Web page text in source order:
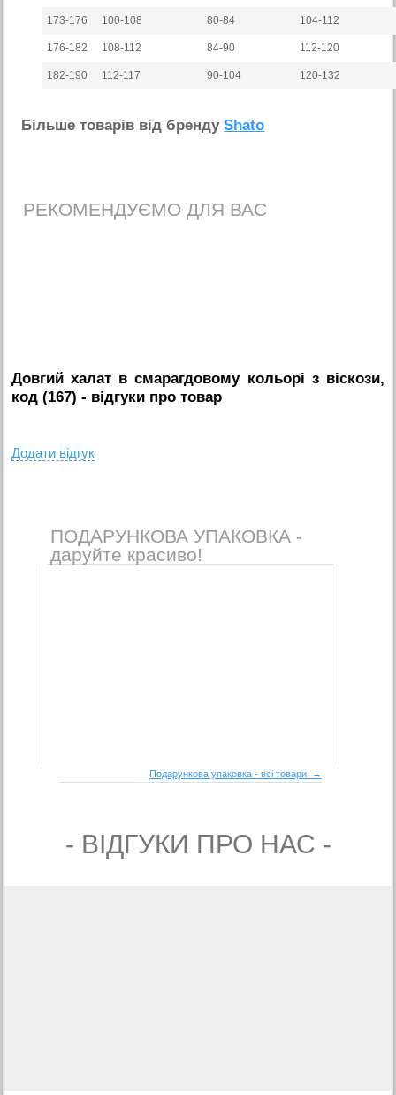
173-176 100-108 80-84 104-112
176-182 108-112 84-90 112-120
182-190 112-117 90-104 120-132
Бiльше товарiв вiд брендуShato
РЕКОМЕНДУЄМО ДЛЯ ВАС
Довгий халат в смарагдовому кольорі з віскози,
код (167) - вiдгуки про товар
Додати вiдгук
ПОДАРУНКОВА УПАКОВКА -
даруйте красиво!
Подарункова упаковка - всі товари →
- ВIДГУКИ ПРО НАС -